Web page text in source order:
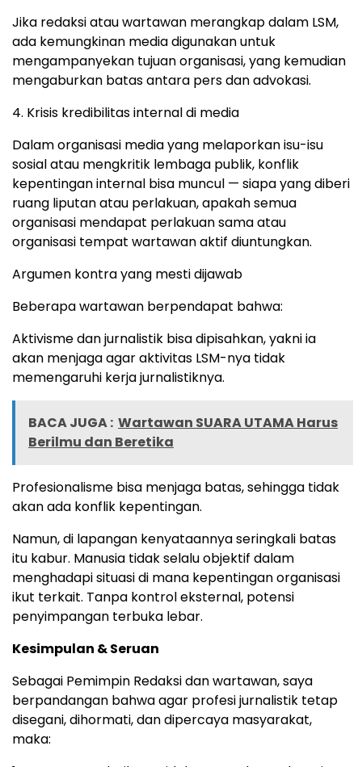
Jika redaksi atau wartawan merangkap dalam LSM,
ada kemungkinan media digunakan untuk
mengampanyekan tujuan organisasi, yang kemudian
mengaburkan batas antara pers dan advokasi.
4. Krisis kredibilitas internal di media
Dalam organisasi media yang melaporkan isu-isu
sosial atau mengkritik lembaga publik, konflik
kepentingan internal bisa muncul — siapa yang diberi
ruang liputan atau perlakuan, apakah semua
organisasi mendapat perlakuan sama atau
organisasi tempat wartawan aktif diuntungkan.
Argumen kontra yang mesti dijawab
Beberapa wartawan berpendapat bahwa:
Aktivisme dan jurnalistik bisa dipisahkan, yakni ia
akan menjaga agar aktivitas LSM-nya tidak
memengaruhi kerja jurnalistiknya.
BACA JUGA : Wartawan SUARA UTAMA Harus
Berilmu dan Beretika
Profesionalisme bisa menjaga batas, sehingga tidak
akan ada konflik kepentingan.
Namun, di lapangan kenyataannya seringkali batas
itu kabur. Manusia tidak selalu objektif dalam
menghadapi situasi di mana kepentingan organisasi
ikut terkait. Tanpa kontrol eksternal, potensi
penyimpangan terbuka lebar.
Kesimpulan & Seruan
Sebagai Pemimpin Redaksi dan wartawan, saya
berpandangan bahwa agar profesi jurnalistik tetap
disegani, dihormati, dan dipercaya masyarakat,
maka: